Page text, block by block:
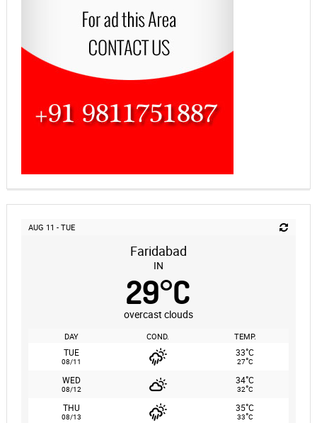
AUG 11 - TUE
Faridabad
IN
29°C
overcast clouds
DAY COND. TEMP.
TUE
08/11
33°C
27°C
WED
08/12
34°C
32°C
THU
08/13
35°C
33°C